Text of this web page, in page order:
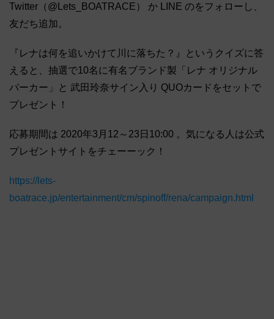
Twitter（@Lets_BOATRACE） か LINE のをフォローし、
友だち追加。
『レナは何を追いかけて川に落ちた？』というクイズに答
えると、抽選で10名に有名ブランド製「レナ オリジナル
パーカー」と 武田玲奈サイン入り QUOカードをセットで
プレゼント！
応募期間は 2020年3月12～23日10:00 。気になる人は公式
プレゼントサイトをチェーーック！
https://lets-
boatrace.jp/entertainment/cm/spinoff/rena/campaign.html